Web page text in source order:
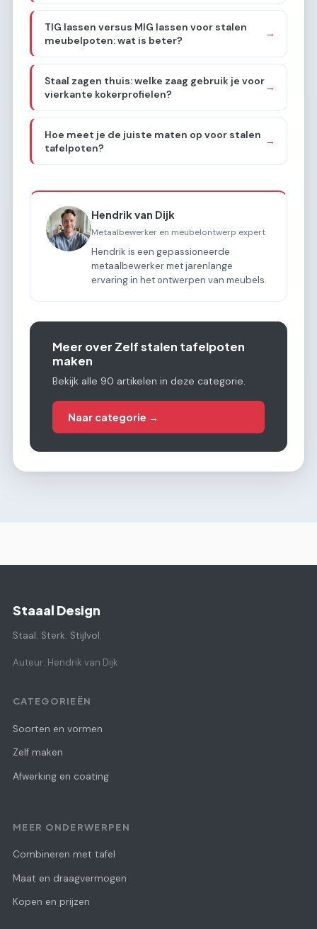
TIG lassen versus MIG lassen voor stalen
meubelpoten: wat is beter?
→
Staal zagen thuis: welke zaag gebruik je voor
vierkante kokerprofielen?
→
Hoe meet je de juiste maten op voor stalen
tafelpoten?
→
Hendrik van Dijk
Metaalbewerker en meubelontwerp expert
Hendrik is een gepassioneerde
metaalbewerker met jarenlange
ervaring in het ontwerpen van meubels.
Meer over Zelf stalen tafelpoten
maken
Bekijk alle 90 artikelen in deze categorie.
Naar categorie →
Staaal Design
Staal. Sterk. Stijlvol.
Auteur: Hendrik van Dijk
CATEGORIEËN
Soorten en vormen
Zelf maken
Afwerking en coating
MEER ONDERWERPEN
Combineren met tafel
Maat en draagvermogen
Kopen en prijzen